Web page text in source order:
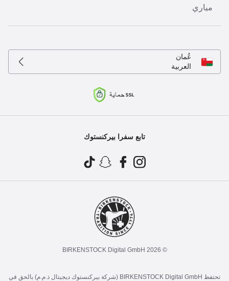
مياري
عُمان
العربية
تابع سفرا بيركنستوك
© 2026 BIRKENSTOCK Digital GmbH
تحتفظ BIRKENSTOCK Digital GmbH (شركة بيركنستوك ديجيتال ذ.م.م) بالحق في